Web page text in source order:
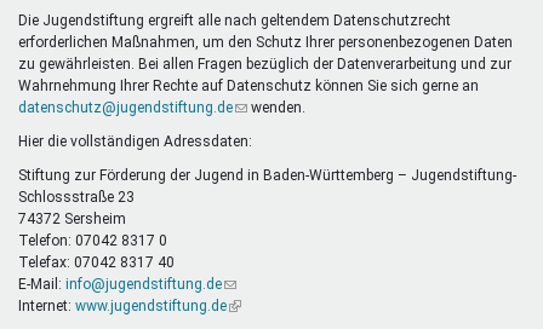
Die Jugendstiftung ergreift alle nach geltendem Datenschutzrecht
erforderlichen Maßnahmen, um den Schutz Ihrer personenbezogenen Daten
zu gewährleisten. Bei allen Fragen bezüglich der Datenverarbeitung und zur
Wahrnehmung Ihrer Rechte auf Datenschutz können Sie sich gerne an
datenschutz@jugendstiftung.de(Link
E-
Mail)
wenden.
Hier die vollständigen Adressdaten:
Stiftung zur Förderung der Jugend in Baden-Württemberg – Jugendstiftung-
Schlossstraße 23
74372 Sersheim
Telefon: 07042 8317 0
Telefax: 07042 8317 40
E-Mail: info@jugendstiftung.de(Link
sendet
Internet: www.jugendstiftung.de(Link